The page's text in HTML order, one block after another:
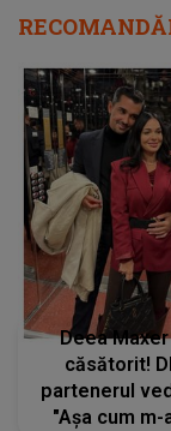
Deea
căsătorit!
partenerul
"Așa cum